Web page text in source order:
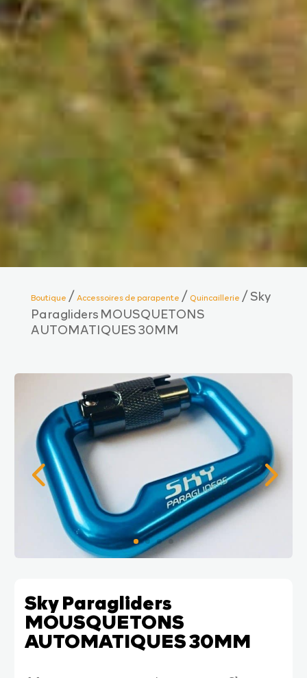
Boutique /Accessoires de parapente /Quincaillerie / Sky
Paragliders MOUSQUETONS
AUTOMATIQUES 30MM
Sky Paragliders
MOUSQUETONS
AUTOMATIQUES 30MM